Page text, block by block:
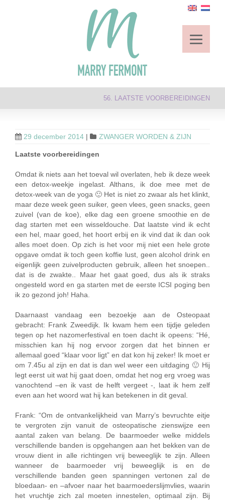
56. LAATSTE VOORBEREIDINGEN
29 december 2014 | ZWANGER WORDEN & ZIJN
Laatste voorbereidingen
Omdat ik niets aan het toeval wil overlaten, heb ik deze week
een detox-weekje ingelast. Althans, ik doe mee met de
detox-week van de yoga 🙂 Het is niet zo zwaar als het klinkt,
maar deze week geen suiker, geen vlees, geen snacks, geen
zuivel (van de koe), elke dag een groene smoothie en de
dag starten met een wisseldouche. Dat laatste vind ik echt
een hel, maar goed, het hoort erbij en ik vind dat ik dan ook
alles moet doen. Op zich is het voor mij niet een hele grote
opgave omdat ik toch geen koffie lust, geen alcohol drink en
eigenlijk geen zuivelproducten gebruik, alleen het snoepen..
dat is de zwakte.. Maar het gaat goed, dus als ik straks
ongesteld word en ga starten met de eerste ICSI poging ben
ik zo gezond joh! Haha.
Daarnaast vandaag een bezoekje aan de Osteopaat
gebracht: Frank Zweedijk. Ik kwam hem een tijdje geleden
tegen op het nazomerfestival en toen dacht ik opeens: “Hé,
misschien kan hij nog ervoor zorgen dat het binnen er
allemaal goed “klaar voor ligt” en dat kon hij zeker! Ik moet er
om 7.45u al zijn en dat is dan wel weer een uitdaging 🙂 Hij
legt eerst uit wat hij gaat doen, omdat het nog erg vroeg was
vanochtend –en ik vast de helft vergeet -, laat ik hem zelf
even aan het woord wat hij kan betekenen in dit geval.
Frank: “Om de ontvankelijkheid van Marry’s bevruchte eitje
te vergroten zijn vanuit de osteopatische zienswijze een
aantal zaken van belang. De baarmoeder welke middels
verschillende banden is opgehangen aan het bekken van de
vrouw dient in alle richtingen vrij beweeglijk te zijn. Alleen
wanneer de baarmoeder vrij beweeglijk is en de
verschillende banden geen spanningen vertonen zal de
bloedaan- en –afvoer naar het baarmoederslijmvlies, waarin
het vruchtje zich zal moeten innestelen, optimaal zijn. Bij